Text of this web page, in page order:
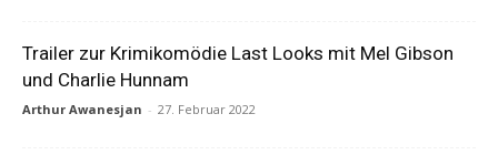
Trailer zur Krimikomödie Last Looks mit Mel Gibson
und Charlie Hunnam
Arthur Awanesjan - 27. Februar 2022